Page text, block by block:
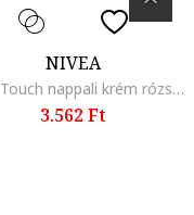
NIVEA
Rose Touch nappali krém rózsavízzel, 50 ml
3.562 Ft